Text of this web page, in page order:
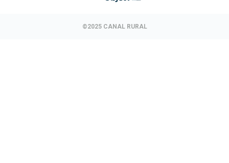
©2025 CANAL RURAL